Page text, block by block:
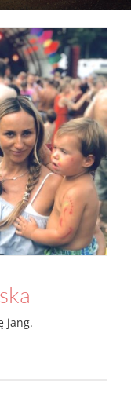
Związki
jang.